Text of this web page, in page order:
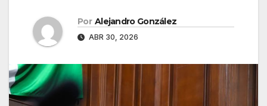
Por Alejandro González
ABR 30, 2026